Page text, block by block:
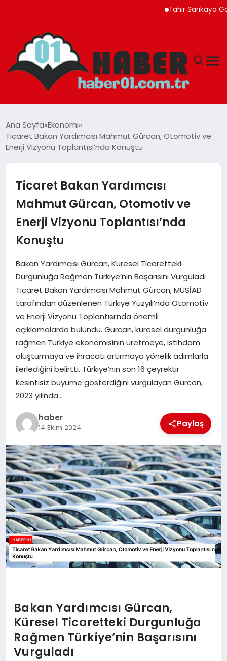
Tahir Sarıkaya
ADANA
MAGAZIN
TEKNOLOJI
Ana Sayfa Ekonomi
Ticaret Bakan Yardımcısı Mahmut Gürcan, Otomotiv ve
Enerji Vizyonu Toplantısı’nda Konuştu
Ticaret Bakan Yardımcısı
Mahmut Gürcan, Otomotiv ve
Enerji Vizyonu Toplantısı’nda
Konuştu
Bakan Yardımcısı Gürcan, Küresel Ticaretteki
Durgunluğa Rağmen Türkiye’nin Başarısını Vurguladı
Ticaret Bakan Yardımcısı Mahmut Gürcan, MÜSİAD
tarafından düzenlenen Türkiye Yüzyılı’nda Otomotiv
ve Enerji Vizyonu Toplantısı’nda önemli
açıklamalarda bulundu. Gürcan, küresel durgunluğa
rağmen Türkiye ekonomisinin üretmeye, istihdam
oluşturmaya ve ihracatı artırmaya yönelik adımlarla
ilerlediğini belirtti. Türkiye’nin son 16 çeyrektir
kesintisiz büyüme gösterdiğini vurgulayan Gürcan,
2023 yılında…
haber
14 Ekim 2024 Paylaş
Bakan Yardımcısı Gürcan,
Küresel Ticaretteki Durgunluğa
Rağmen Türkiye’nin Başarısını
Vurguladı